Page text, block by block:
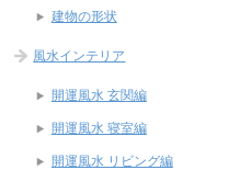
建物の形状
風水インテリア
開運風水 玄関編
開運風水 寝室編
開運風水 リビング編